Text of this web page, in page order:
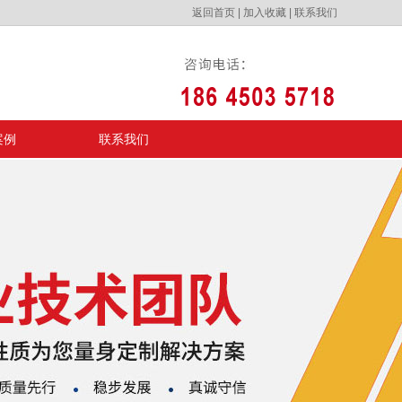
返回首页 加入收藏 联系我们
联系我们